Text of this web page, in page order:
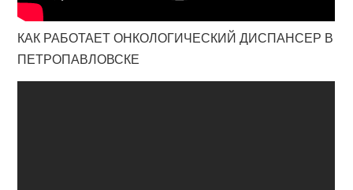
КАК РАБОТАЕТ ОНКОЛОГИЧЕСКИЙ ДИСПАНСЕР В
ПЕТРОПАВЛОВСКЕ